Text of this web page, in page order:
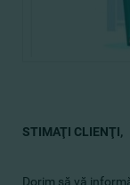
STIMAŢI CLIENŢI,
Dorim să vă